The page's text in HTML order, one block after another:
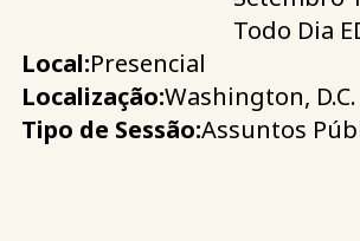
Todo Dia
Local:Presencial
Localização:Washington, D.C.
Tipo de Sessão:Assuntos